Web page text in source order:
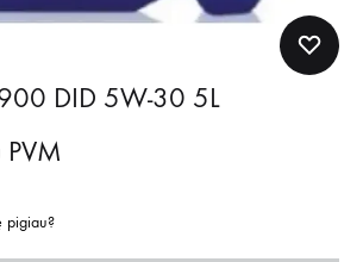
DID 5W-30 5L
PVM
pigiau?